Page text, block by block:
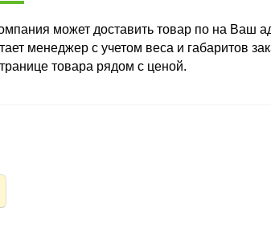
может доставить товар по на Ваш
менеджер с учетом веса и габаритов
товара рядом с ценой.